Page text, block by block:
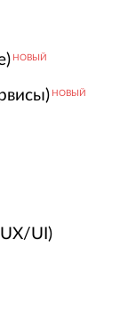
НОВЫЙ
НОВЫЙ
UI)